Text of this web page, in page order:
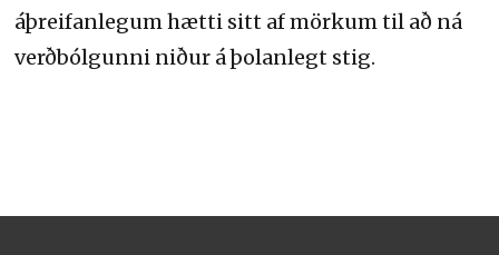
áþreifanlegum hætti sitt af mörkum til að ná
verðbólgunni niður á þolanlegt stig.